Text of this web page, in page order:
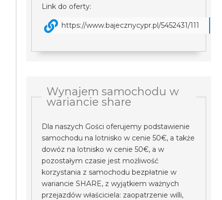
Link do oferty:
https://www.bajecznycypr.pl/5452431/111
Wynajem samochodu w
wariancie share
Dla naszych Gości oferujemy podstawienie
samochodu na lotnisko w cenie 50€, a także
dowóz na lotnisko w cenie 50€, a w
pozostałym czasie jest możliwość
korzystania z samochodu bezpłatnie w
wariancie SHARE, z wyjątkiem ważnych
przejazdów właściciela: zaopatrzenie willi,